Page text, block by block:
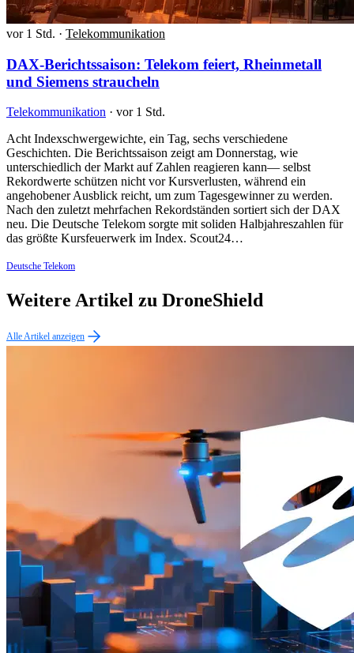
vor 1 Std. · Telekommunikation
DAX-Berichtssaison: Telekom feiert, Rheinmetall
und Siemens straucheln
Telekommunikation · vor 1 Std.
Acht Indexschwergewichte, ein Tag, sechs verschiedene
Geschichten. Die Berichtssaison zeigt am Donnerstag, wie
unterschiedlich der Markt auf Zahlen reagieren kann— selbst
Rekordwerte schützen nicht vor Kursverlusten, während ein
angehobener Ausblick reicht, um zum Tagesgewinner zu werden.
Nach den zuletzt mehrfachen Rekordständen sortiert sich der DAX
neu. Die Deutsche Telekom sorgte mit soliden Halbjahreszahlen für
das größte Kursfeuerwerk im Index. Scout24…
Deutsche Telekom
Weitere Artikel zu DroneShield
Alle Artikel anzeigen